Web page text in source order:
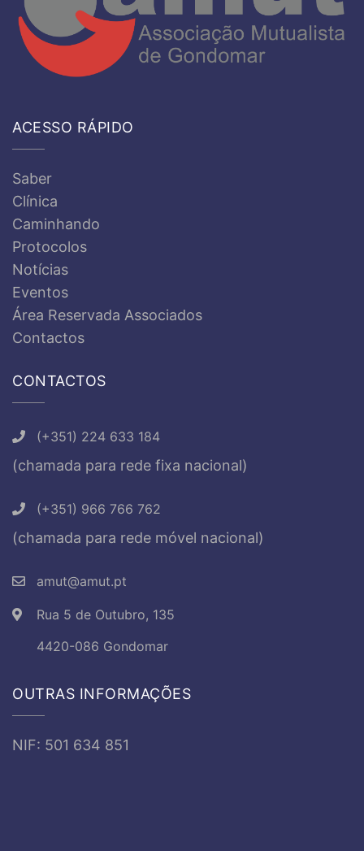
ACESSO RÁPIDO
Saber
Clínica
Caminhando
Protocolos
Notícias
Eventos
Área Reservada Associados
Contactos
CONTACTOS
(+351) 224 633 184
(chamada para rede fixa nacional)
(+351) 966 766 762
(chamada para rede móvel nacional)
amut@amut.pt
Rua 5 de Outubro, 135
4420-086 Gondomar
OUTRAS INFORMAÇÕES
NIF: 501 634 851